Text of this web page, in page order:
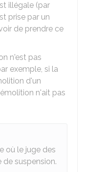
illégale (par
prise par un
de prendre ce
n'est pas
exemple, si la
d'un
n'ait pas
où le juge des
suspension.